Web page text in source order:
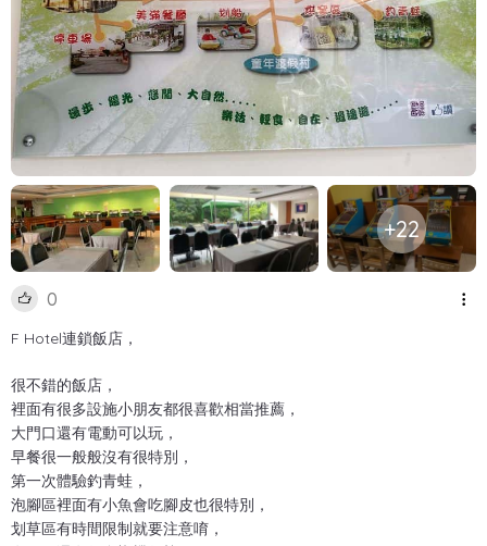
+22
0
F Hotel連鎖飯店，
很不錯的飯店，
裡面有很多設施小朋友都很喜歡相當推薦，
大門口還有電動可以玩，
早餐很一般般沒有很特別，
第一次體驗釣青蛙，
泡腳區裡面有小魚會吃腳皮也很特別，
划草區有時間限制就要注意唷，